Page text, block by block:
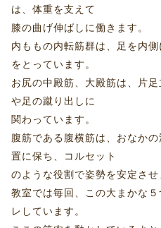
は、体重を支えて
膝の曲げ伸ばしに働きます。
内ももの内転筋群は、足を内
をとっています。
お尻の中殿筋、大殿筋は、片
や足の蹴り出しに
関わっています。
腹筋である腹横筋は、おなか
置に保ち、コルセット
のような役割で姿勢を安定させ
教室では毎回、この大まかな
レしています。